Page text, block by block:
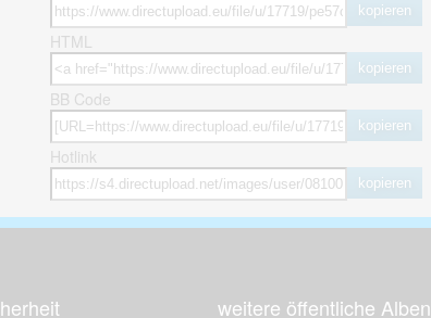
kopieren
HTML
kopieren
BB Code
kopieren
Hotlink
kopieren
weitere öffentliche Alben